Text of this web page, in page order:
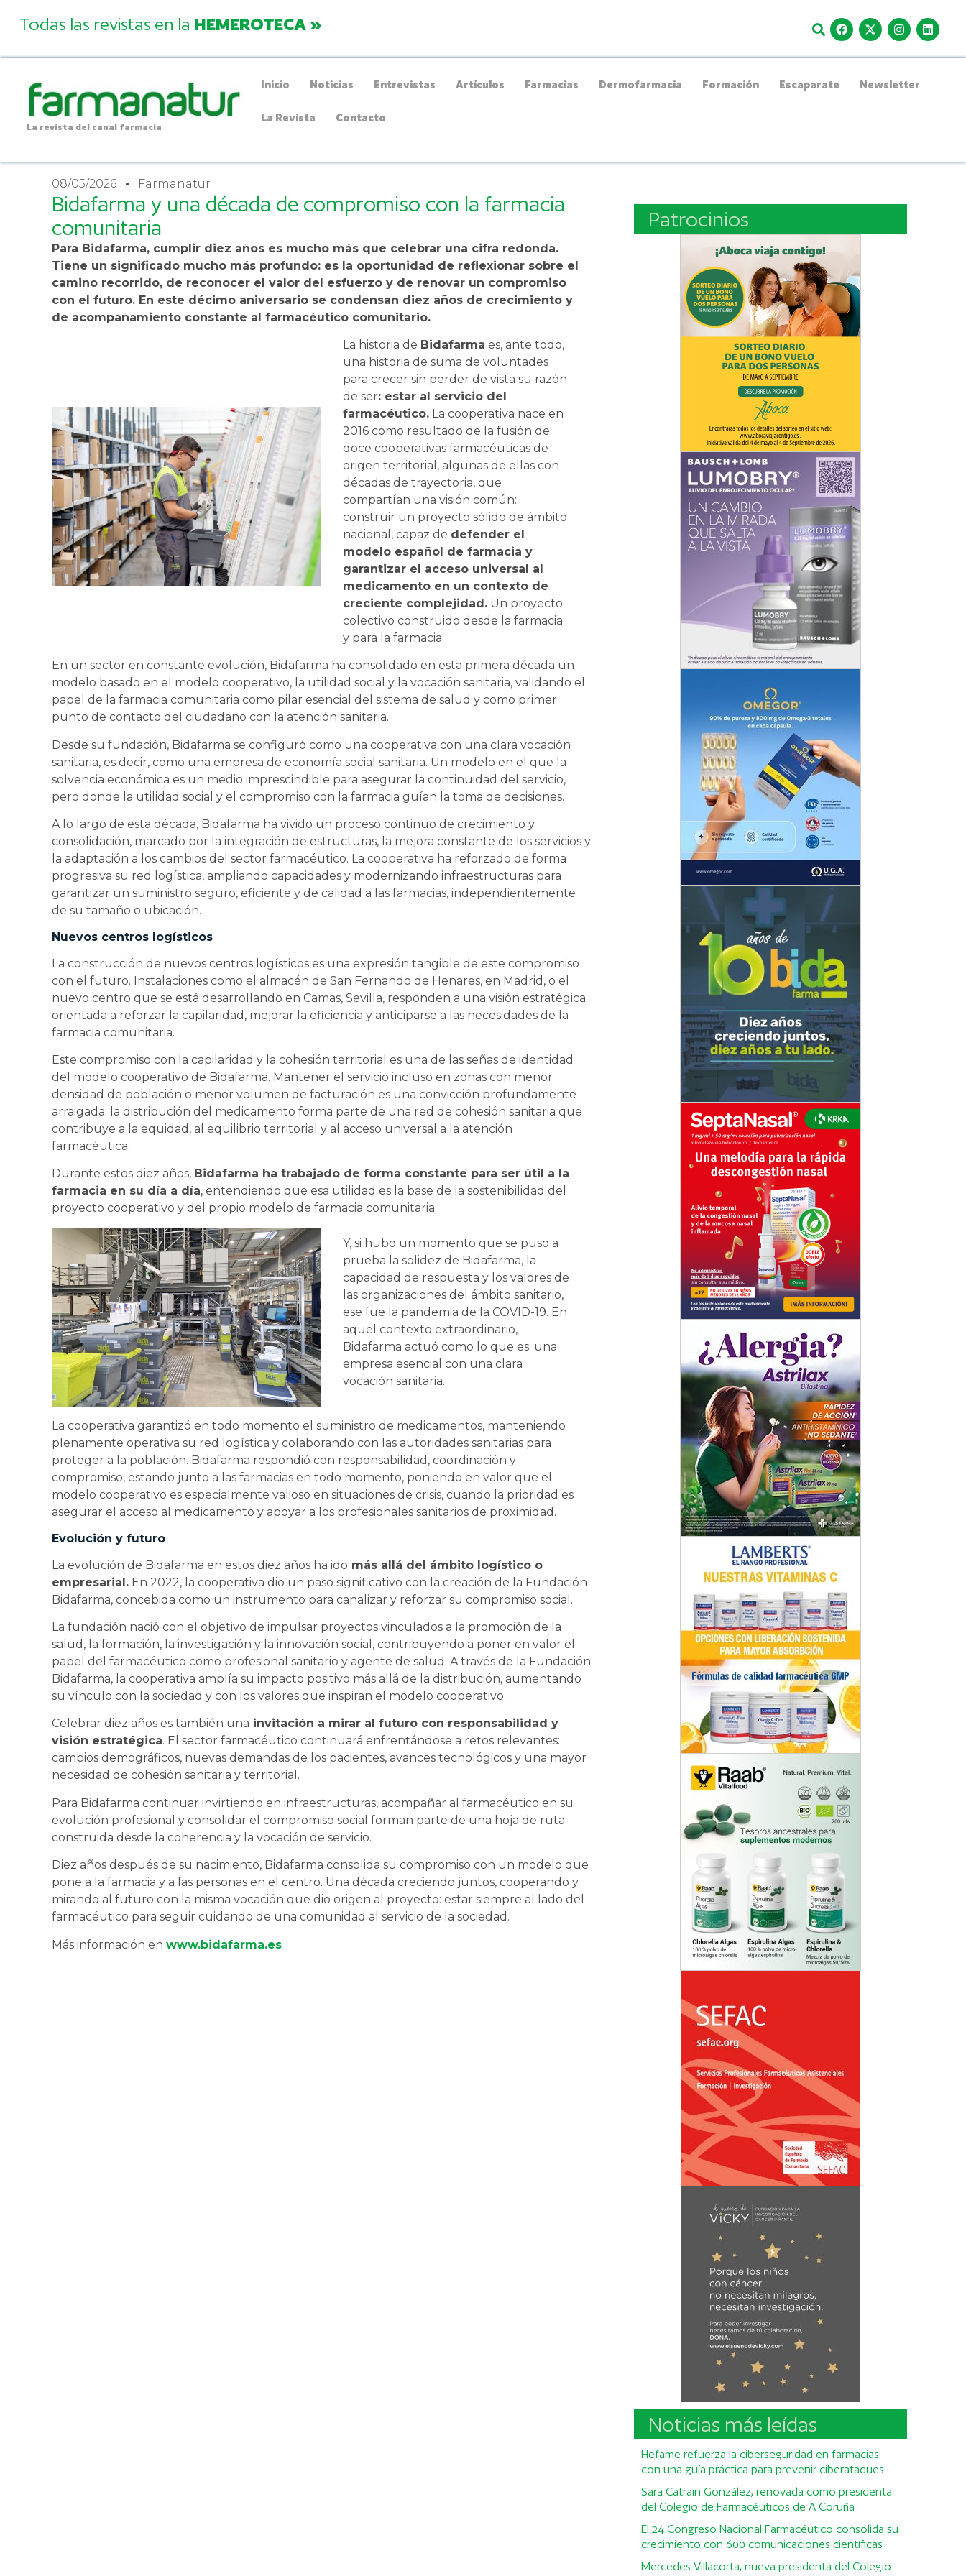
Todas las revistas en la HEMEROTECA »
La revista del canal farmacia
Inicio Noticias Entrevistas Artículos Farmacias Dermofarmacia Formación Escaparate Newsletter
La Revista Contacto
08/05/2026 Farmanatur
Bidafarma y una década de compromiso con la farmacia
comunitaria
Para Bidafarma, cumplir diez años es mucho más que celebrar una cifra redonda.
Tiene un significado mucho más profundo: es la oportunidad de reflexionar sobre el
camino recorrido, de reconocer el valor del esfuerzo y de renovar un compromiso
con el futuro. En este décimo aniversario se condensan diez años de crecimiento y
de acompañamiento constante al farmacéutico comunitario.
La historia de Bidafarma es, ante todo,
una historia de suma de voluntades
para crecer sin perder de vista su razón
de ser: estar al servicio del
farmacéutico. La cooperativa nace en
2016 como resultado de la fusión de
doce cooperativas farmacéuticas de
origen territorial, algunas de ellas con
décadas de trayectoria, que
compartían una visión común:
construir un proyecto sólido de ámbito
nacional, capaz de defender el
modelo español de farmacia y
garantizar el acceso universal al
medicamento en un contexto de
creciente complejidad. Un proyecto
colectivo construido desde la farmacia
y para la farmacia.
En un sector en constante evolución, Bidafarma ha consolidado en esta primera década un
modelo basado en el modelo cooperativo, la utilidad social y la vocación sanitaria, validando el
papel de la farmacia comunitaria como pilar esencial del sistema de salud y como primer
punto de contacto del ciudadano con la atención sanitaria.
Desde su fundación, Bidafarma se configuró como una cooperativa con una clara vocación
sanitaria, es decir, como una empresa de economía social sanitaria. Un modelo en el que la
solvencia económica es un medio imprescindible para asegurar la continuidad del servicio,
pero donde la utilidad social y el compromiso con la farmacia guían la toma de decisiones.
A lo largo de esta década, Bidafarma ha vivido un proceso continuo de crecimiento y
consolidación, marcado por la integración de estructuras, la mejora constante de los servicios y
la adaptación a los cambios del sector farmacéutico. La cooperativa ha reforzado de forma
progresiva su red logística, ampliando capacidades y modernizando infraestructuras para
garantizar un suministro seguro, eficiente y de calidad a las farmacias, independientemente
de su tamaño o ubicación.
Nuevos centros logísticos
La construcción de nuevos centros logísticos es una expresión tangible de este compromiso
con el futuro. Instalaciones como el almacén de San Fernando de Henares, en Madrid, o el
nuevo centro que se está desarrollando en Camas, Sevilla, responden a una visión estratégica
orientada a reforzar la capilaridad, mejorar la eficiencia y anticiparse a las necesidades de la
farmacia comunitaria.
Este compromiso con la capilaridad y la cohesión territorial es una de las señas de identidad
del modelo cooperativo de Bidafarma. Mantener el servicio incluso en zonas con menor
densidad de población o menor volumen de facturación es una convicción profundamente
arraigada: la distribución del medicamento forma parte de una red de cohesión sanitaria que
contribuye a la equidad, al equilibrio territorial y al acceso universal a la atención
farmacéutica.
Durante estos diez años, Bidafarma ha trabajado de forma constante para ser útil a la
farmacia en su día a día, entendiendo que esa utilidad es la base de la sostenibilidad del
proyecto cooperativo y del propio modelo de farmacia comunitaria.
Y, si hubo un momento que se puso a
prueba la solidez de Bidafarma, la
capacidad de respuesta y los valores de
las organizaciones del ámbito sanitario,
ese fue la pandemia de la COVID-19. En
aquel contexto extraordinario,
Bidafarma actuó como lo que es: una
empresa esencial con una clara
vocación sanitaria.
La cooperativa garantizó en todo momento el suministro de medicamentos, manteniendo
plenamente operativa su red logística y colaborando con las autoridades sanitarias para
proteger a la población. Bidafarma respondió con responsabilidad, coordinación y
compromiso, estando junto a las farmacias en todo momento, poniendo en valor que el
modelo cooperativo es especialmente valioso en situaciones de crisis, cuando la prioridad es
asegurar el acceso al medicamento y apoyar a los profesionales sanitarios de proximidad.
Evolución y futuro
La evolución de Bidafarma en estos diez años ha ido más allá del ámbito logístico o
empresarial. En 2022, la cooperativa dio un paso significativo con la creación de la Fundación
Bidafarma, concebida como un instrumento para canalizar y reforzar su compromiso social.
La fundación nació con el objetivo de impulsar proyectos vinculados a la promoción de la
salud, la formación, la investigación y la innovación social, contribuyendo a poner en valor el
papel del farmacéutico como profesional sanitario y agente de salud. A través de la Fundación
Bidafarma, la cooperativa amplía su impacto positivo más allá de la distribución, aumentando
su vínculo con la sociedad y con los valores que inspiran el modelo cooperativo.
Celebrar diez años es también una invitación a mirar al futuro con responsabilidad y
visión estratégica. El sector farmacéutico continuará enfrentándose a retos relevantes:
cambios demográficos, nuevas demandas de los pacientes, avances tecnológicos y una mayor
necesidad de cohesión sanitaria y territorial.
Para Bidafarma continuar invirtiendo en infraestructuras, acompañar al farmacéutico en su
evolución profesional y consolidar el compromiso social forman parte de una hoja de ruta
construida desde la coherencia y la vocación de servicio.
Diez años después de su nacimiento, Bidafarma consolida su compromiso con un modelo que
pone a la farmacia y a las personas en el centro. Una década creciendo juntos, cooperando y
mirando al futuro con la misma vocación que dio origen al proyecto: estar siempre al lado del
farmacéutico para seguir cuidando de una comunidad al servicio de la sociedad.
Más información en www.bidafarma.es
Patrocinios
Noticias más leídas
Hefame refuerza la ciberseguridad en farmacias
con una guía práctica para prevenir ciberataques
Sara Catrain González, renovada como presidenta
del Colegio de Farmacéuticos de A Coruña
El 24 Congreso Nacional Farmacéutico consolida su
crecimiento con 600 comunicaciones científicas
Mercedes Villacorta, nueva presidenta del Colegio